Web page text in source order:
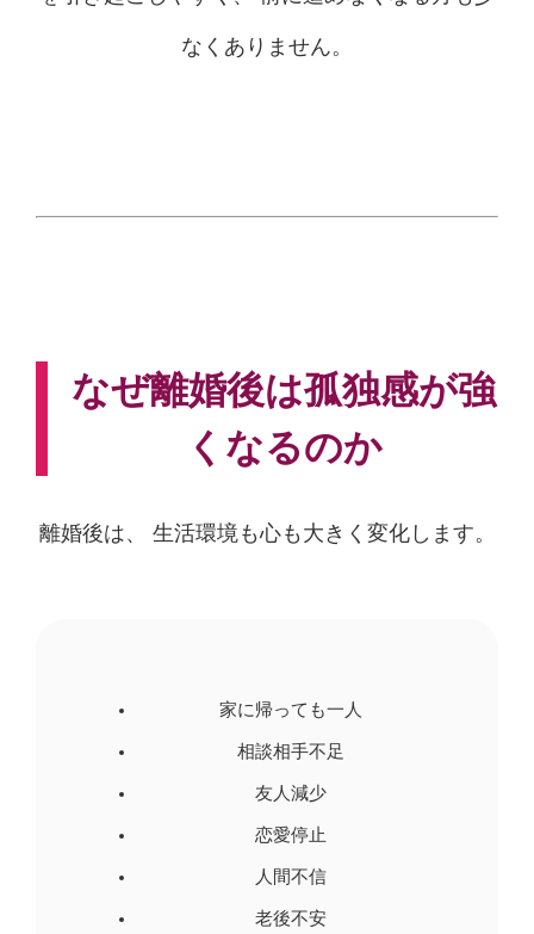
なくありません。
なぜ離婚後は孤独感が強
くなるのか
離婚後は、 生活環境も心も大きく変化します。
家に帰っても一人
相談相手不足
友人減少
恋愛停止
人間不信
老後不安